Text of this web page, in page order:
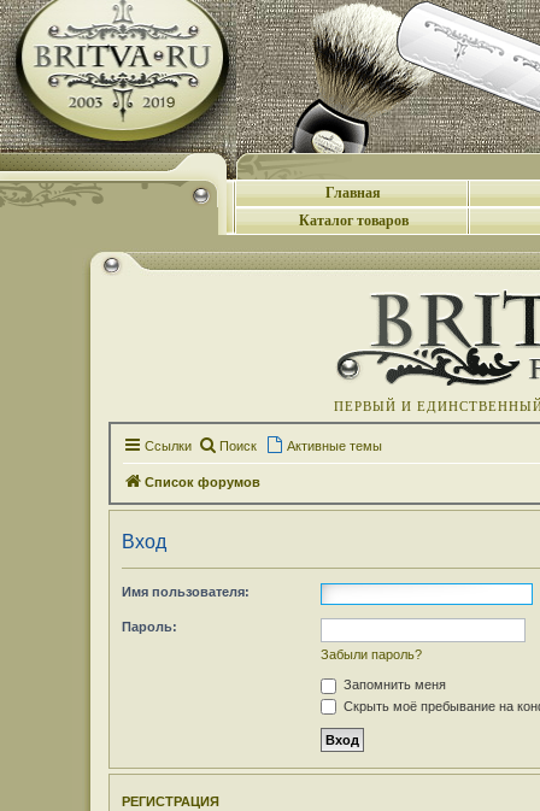
Главная
Каталог товаров
ПЕРВЫЙ И
Ссылки Поиск Активные темы
Список форумов
Вход
Имя пользователя:
Пароль:
Забыли пароль?
Запомнить меня
Скрыть моё пребывание на
РЕГИСТРАЦИЯ